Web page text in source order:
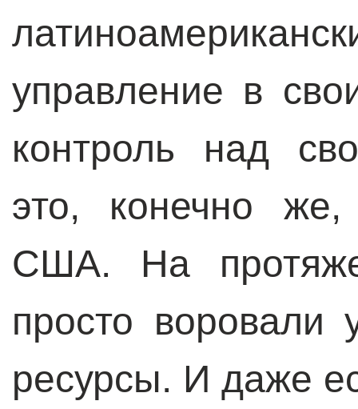
управление в
контроль над
это, конечно же,
США. На
просто
ресурсы. И даже